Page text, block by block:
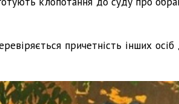
причетність інших